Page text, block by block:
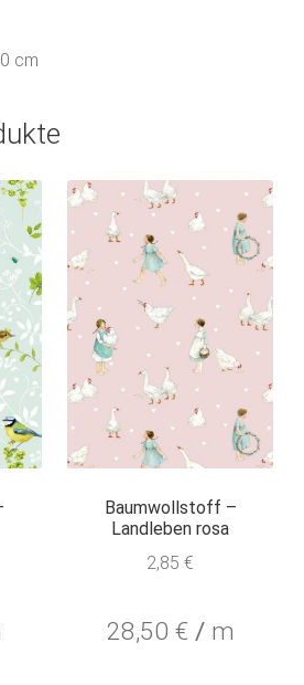
cm
Baumwollstoff –
Landleben rosa
2,85€
28,50 € / m